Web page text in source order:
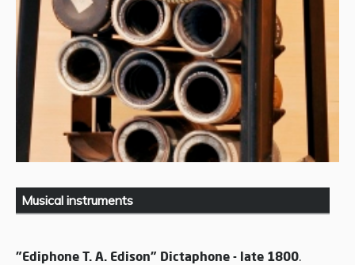
Musical instruments
”Ediphone T. A. Edison” Dictaphone - late 1800.